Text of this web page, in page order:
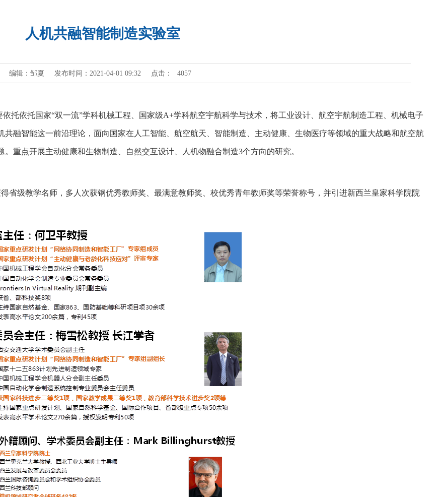
人机共融智能制造实验室
编辑：邹夏 发布时间：2021-04-01 09:32 点击： 4057
依托依托国家“双一流”学科机械工程、国家级A+学科航空宇航科学与技术，将工业设计、航空宇航制造工程、机械电子
融智能这一前沿理论，面向国家在人工智能、航空航天、智能制造、主动健康、生物医疗等领域的重大战略和航空航
重点开展主动健康和生物制造、自然交互设计、人机物融合制造3个方向的研究。
得省级教学名师，多人次获钢优秀教师奖、最满意教师奖、校优秀青年教师奖等荣誉称号，并引进新西兰皇家科学院院